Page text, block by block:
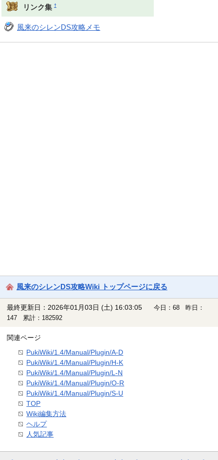
リンク集 †
風来のシレンDS攻略メモ
風来のシレンDS攻略Wiki トップページに戻る
最終更新日：2026年01月03日 (土) 16:03:05
今日：68 昨日：
147 累計：182592
関連ページ
PukiWiki/1.4/Manual/Plugin/A-D
PukiWiki/1.4/Manual/Plugin/H-K
PukiWiki/1.4/Manual/Plugin/L-N
PukiWiki/1.4/Manual/Plugin/O-R
PukiWiki/1.4/Manual/Plugin/S-U
TOP
Wiki編集方法
ヘルプ
人気記事